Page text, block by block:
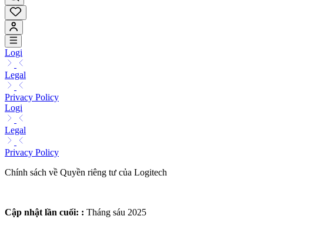
Logi
Legal
Privacy Policy
Logi
Legal
Privacy Policy
Chính sách về Quyền riêng tư của Logitech
Cập nhật lần cuối: : Tháng sáu 2025